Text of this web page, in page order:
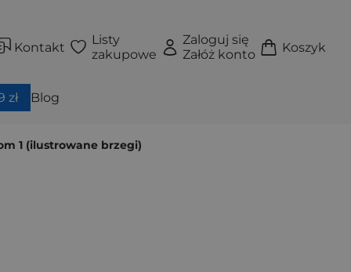
Kontakt
Listy
zakupowe
Zaloguj się
Załóż konto
Koszyk
zł Blog
1 (ilustrowane brzegi)